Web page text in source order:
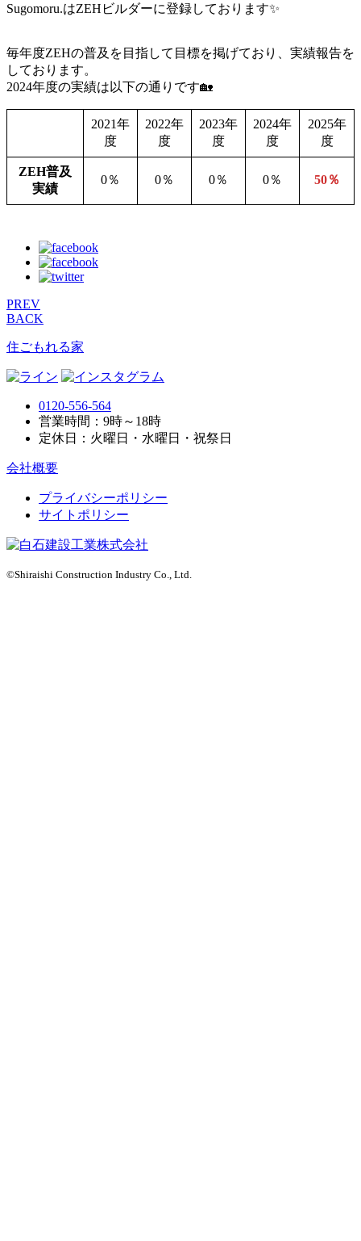
Sugomoru.はZEHビルダーに登録しております✨
毎年度ZEHの普及を目指して目標を掲げており、実績報告を
しております。
2024年度の実績は以下の通りです🏡
2021年
度
2022年
度
2023年
度
2024年
度
2025年
度
ZEH普及
実績
0％ 0％ 0％ 0％ 50％
PREV
BACK
住ごもれる家
0120-556-564
営業時間：9時～18時
定休日：火曜日・水曜日・祝祭日
会社概要
プライバシーポリシー
サイトポリシー
©Shiraishi Construction Industry Co., Ltd.